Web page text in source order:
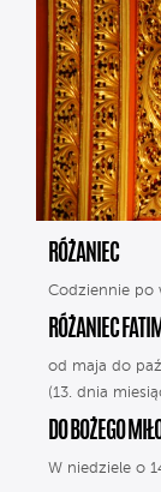
RÓŻANIEC
Codziennie po
RÓŻANIEC
od maja do
(13. dnia
DO BOŻEGO
W niedziele o